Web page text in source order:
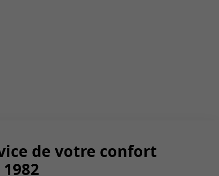
de votre confort